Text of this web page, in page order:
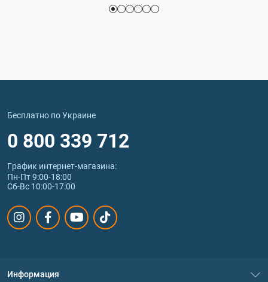
Бесплатно по Украине
0 800 339 712
График интернет‑магазина:
Пн-Пт 9:00-18:00
Сб-Вс 10:00-17:00
Информация